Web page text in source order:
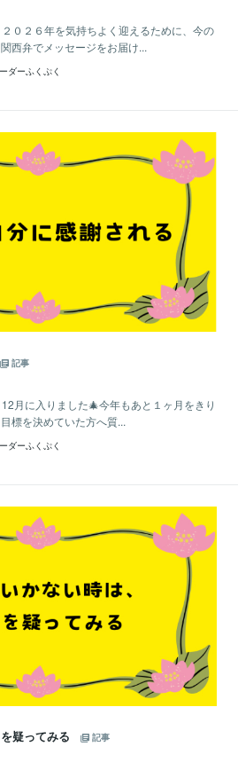
０２６年を気持ちよく迎えるために、今の
西弁でメッセージをお届け...
ダーふくぷく
記事
月に入りました🎄今年もあと１ヶ月をきり
標を決めていた方へ質...
ダーふくぷく
疑ってみる
記事